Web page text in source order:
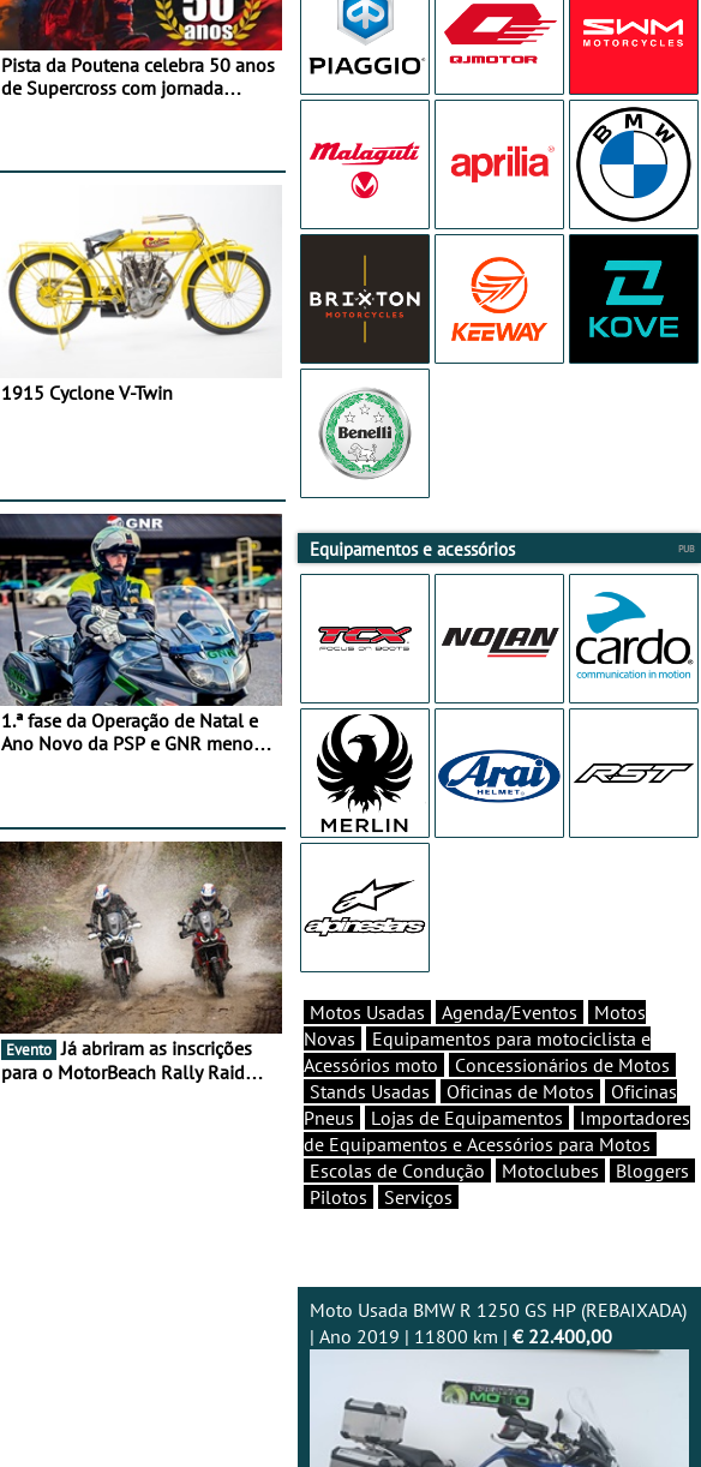
Pista da Poutena celebra 50 anos
de Supercross com jornada
1915 Cyclone V-Twin
1.ª fase da Operação de Natal e
Ano Novo da PSP e GNR menos
Evento Já abriram as inscrições
para o MotorBeach Rally Raid
Equipamentos e acessórios
Motos Usadas Agenda/Eventos
Motos
Novas
Equipamentos para motociclista e
Acessórios moto
Concessionários de Motos
Stands Usadas
Oficinas de Motos
Oficinas
Pneus
Lojas de Equipamentos
Importadores
de Equipamentos e Acessórios para Motos
Escolas de Condução
Motoclubes
Bloggers
Pilotos
Serviços
Moto Usada BMW R 1250 GS HP (REBAIXADA)
| Ano 2019 | 11800 km | € 22.400,00